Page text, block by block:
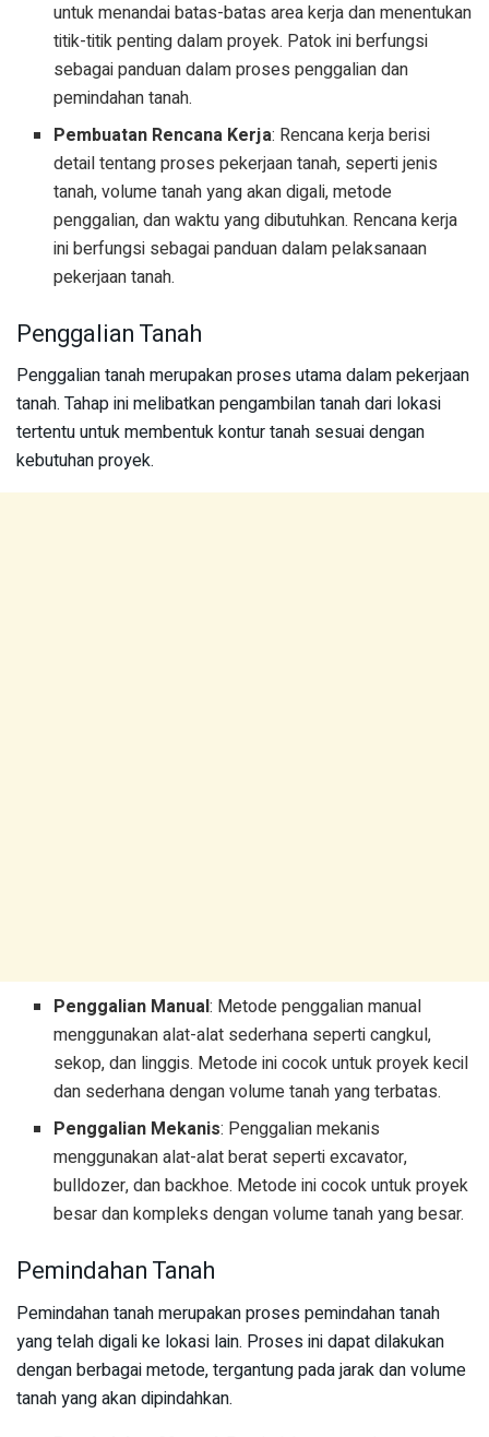
untuk menandai batas-batas area kerja dan menentukan
titik-titik penting dalam proyek. Patok ini berfungsi
sebagai panduan dalam proses penggalian dan
pemindahan tanah.
Pembuatan Rencana Kerja: Rencana kerja berisi
detail tentang proses pekerjaan tanah, seperti jenis
tanah, volume tanah yang akan digali, metode
penggalian, dan waktu yang dibutuhkan. Rencana kerja
ini berfungsi sebagai panduan dalam pelaksanaan
pekerjaan tanah.
Penggalian Tanah
Penggalian tanah merupakan proses utama dalam pekerjaan
tanah. Tahap ini melibatkan pengambilan tanah dari lokasi
tertentu untuk membentuk kontur tanah sesuai dengan
kebutuhan proyek.
Penggalian Manual: Metode penggalian manual
menggunakan alat-alat sederhana seperti cangkul,
sekop, dan linggis. Metode ini cocok untuk proyek kecil
dan sederhana dengan volume tanah yang terbatas.
Penggalian Mekanis: Penggalian mekanis
menggunakan alat-alat berat seperti excavator,
bulldozer, dan backhoe. Metode ini cocok untuk proyek
besar dan kompleks dengan volume tanah yang besar.
Pemindahan Tanah
Pemindahan tanah merupakan proses pemindahan tanah
yang telah digali ke lokasi lain. Proses ini dapat dilakukan
dengan berbagai metode, tergantung pada jarak dan volume
tanah yang akan dipindahkan.